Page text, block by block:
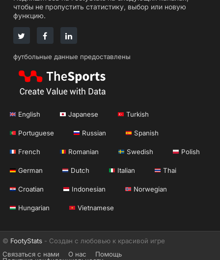
чтобы не пропустить статистику, выбор или новую
функцию.
футбольные данные предоставлены
English Japanese Turkish
Portuguese Russian Spanish
French Romanian Swedish Polish
German Dutch Italian Thai
Croatian Indonesian Norwegian
Hungarian Vietnamese
© FootyStats - Создан с любовью к красивой игре
Связаться с нами
О нас
Помощь